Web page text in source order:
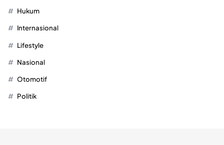
Hukum
Internasional
Lifestyle
Nasional
Otomotif
Politik